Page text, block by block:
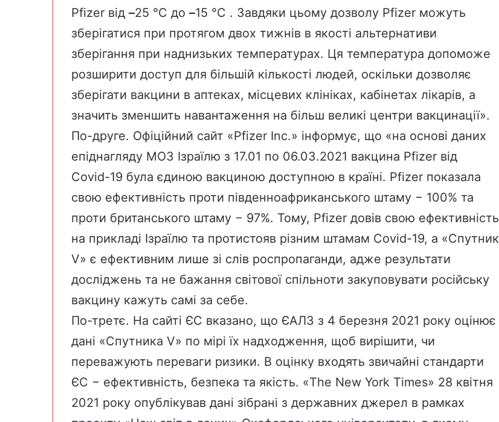
Pfizer від –25 °C до –15 °C . Завдяки цьому дозволу Pfizer можуть
зберігатися при протягом двох тижнів в якості альтернативи
зберігання при наднизьких температурах. Ця температура допоможе
розширити доступ для більшій кількості людей, оскільки дозволяє
зберігати вакцини в аптеках, місцевих клініках, кабінетах лікарів, а
значить зменшить навантаження на більш великі центри вакцинації».
По-друге. Офіційний сайт «Pfizer Inc.» інформує, що «на основі даних
епіднагляду МОЗ Ізраїлю з 17.01 по 06.03.2021 вакцина Pfizer від
Covid-19 була єдиною вакциною доступною в країні. Pfizer показала
свою ефективність проти південноафриканського штаму − 100% та
проти британського штаму − 97%. Тому, Pfizer довів свою ефективність
на прикладі Ізраїлю та протистояв різним штамам Covid-19, а «Спутник
V» є ефективним лише зі слів роспропаганди, адже результати
досліджень та не бажання світової спільноти закуповувати російську
вакцину кажуть самі за себе.
По-третє. На сайті ЄС вказано, що ЄАЛЗ з 4 березня 2021 року оцінює
дані «Спутника V» по мірі їх надходження, щоб вирішити, чи
переважують переваги ризики. В оцінку входять звичайні стандарти
ЄС − ефективність, безпека та якість. «The New York Times» 28 квітня
2021 року опублікував дані зібрані з державних джерел в рамках